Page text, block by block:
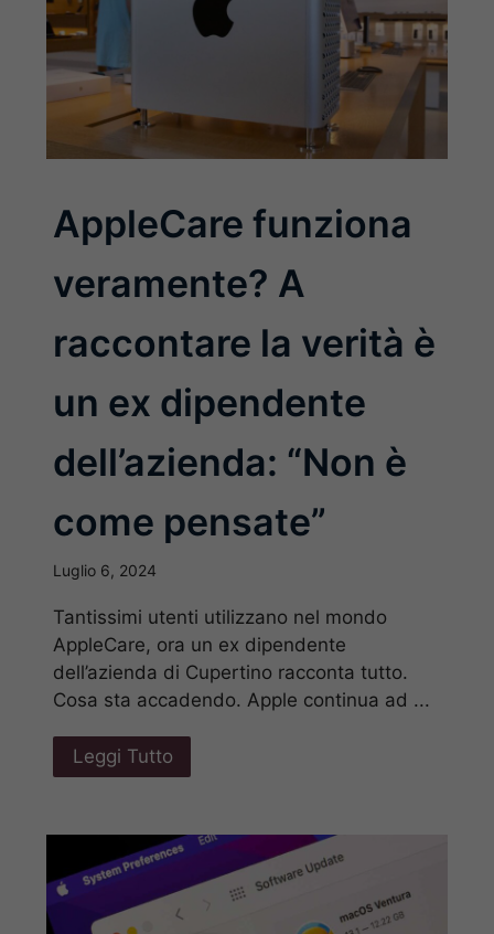
AppleCare funziona
veramente? A
raccontare la verità è
un ex dipendente
dell’azienda: “Non è
come pensate”
Luglio 6, 2024
Tantissimi utenti utilizzano nel mondo
AppleCare, ora un ex dipendente
dell’azienda di Cupertino racconta tutto.
Cosa sta accadendo. Apple continua ad ...
Leggi Tutto